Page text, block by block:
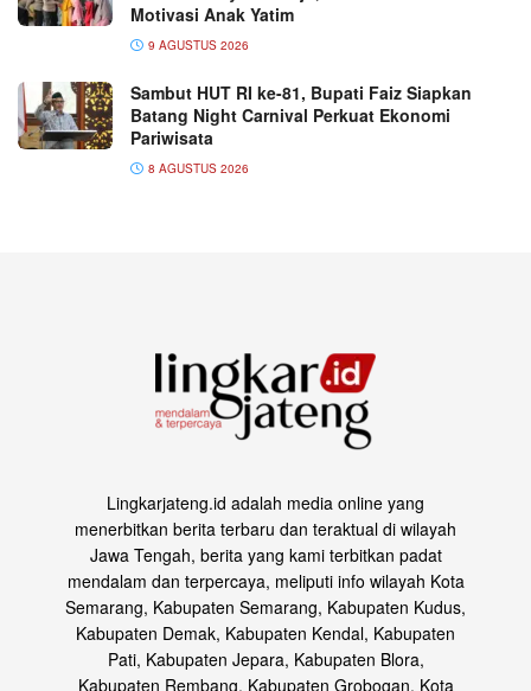
Motivasi Anak Yatim
9 AGUSTUS 2026
Sambut HUT RI ke-81, Bupati Faiz Siapkan
Batang Night Carnival Perkuat Ekonomi
Pariwisata
8 AGUSTUS 2026
Lingkarjateng.id adalah media online yang
menerbitkan berita terbaru dan teraktual di wilayah
Jawa Tengah, berita yang kami terbitkan padat
mendalam dan terpercaya, meliputi info wilayah Kota
Semarang, Kabupaten Semarang, Kabupaten Kudus,
Kabupaten Demak, Kabupaten Kendal, Kabupaten
Pati, Kabupaten Jepara, Kabupaten Blora,
Kabupaten Rembang, Kabupaten Grobogan, Kota